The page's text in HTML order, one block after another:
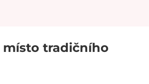
místo tradičního